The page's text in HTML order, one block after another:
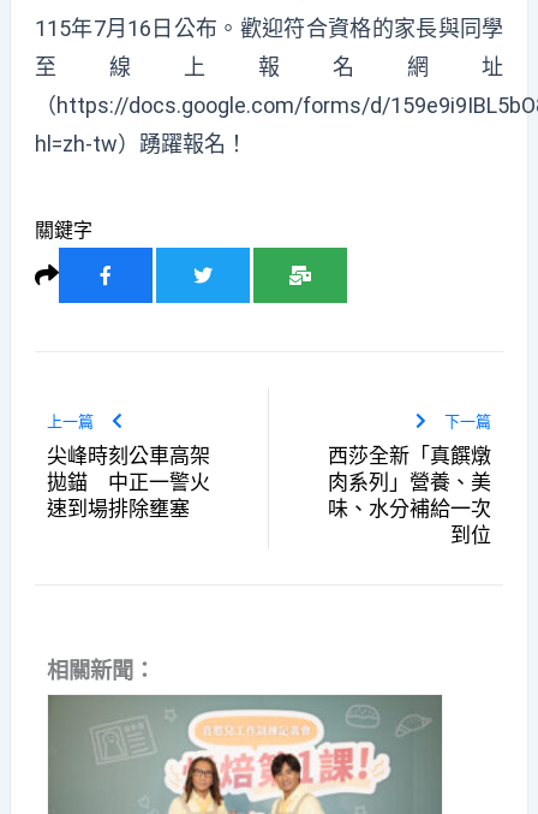
115年7月16日公布。歡迎符合資格的家長與同學
至線上報名網址
（https://docs.google.com/forms/d/
hl=zh-tw）踴躍報名！
關鍵字
上一篇
尖峰時刻公車高架
拋錨 中正一警火
速到場排除壅塞
下一篇
西莎全新「真饌燉
肉系列」營養、美
味、水分補給一次
到位
相關新聞：